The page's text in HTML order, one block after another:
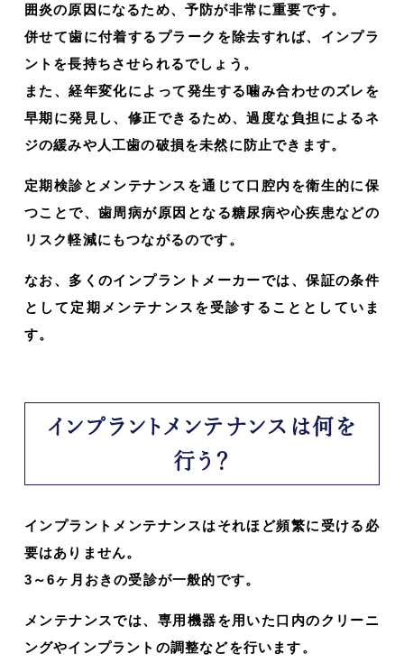
囲炎の原因になるため、予防が非常に重要です。
併せて歯に付着するプラークを除去すれば、インプラ
ントを長持ちさせられるでしょう。
また、経年変化によって発生する噛み合わせのズレを
早期に発見し、修正できるため、過度な負担によるネ
ジの緩みや人工歯の破損を未然に防止できます。
定期検診とメンテナンスを通じて口腔内を衛生的に保
つことで、歯周病が原因となる糖尿病や心疾患などの
リスク軽減にもつながるのです。
なお、多くのインプラントメーカーでは、保証の条件
として定期メンテナンスを受診することとしていま
す。
インプラントメンテナンスは何を
行う？
インプラントメンテナンスはそれほど頻繁に受ける必
要はありません。
3～6ヶ月おきの受診が一般的です。
メンテナンスでは、専用機器を用いた口内のクリーニ
ングやインプラントの調整などを行います。